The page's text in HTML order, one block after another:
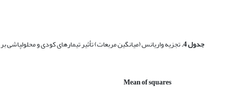
جدول 4. تجزیه واریانس (میانگین مربعات) تأثیر تیمارهای کودی و
Mean of squares